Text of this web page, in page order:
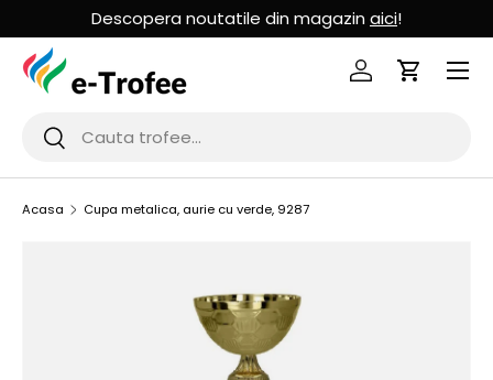
MERGI LA CONTINUT
Descopera noutatile din magazin aici!
Cauta
Cauta
Logheaza-te
Cos de
Acasa Cupa metalica, aurie cu verde, 9287